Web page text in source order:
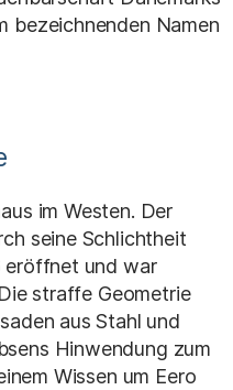
bezeichnenden Namen
im Westen. Der
seine Schlichtheit
eröffnet und war
straffe Geometrie
aus Stahl und
Hinwendung zum
Wissen um Eero